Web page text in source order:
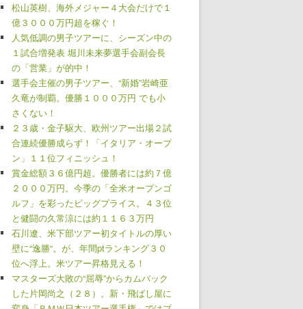
松山英樹、海外メジャー４大会だけで１
億３０００万円超を稼ぐ！
人気低調の男子ツアーに、シーズン中の
１試合増発表 堀川未来夢選手会副会長
の「営業」が的中！
選手会主催の男子ツアー、“新婚”岩崎亜
久竜が制覇。優勝１０００万円 でも小
さくない！
２３歳・金子駆大、欧州ツアー出場２試
合連続優勝成らず！「イタリア・オープ
ン」１１位フィニッシュ！
賞金総額３６億円超。優勝者には約７億
２０００万円。今季の「全米オープンゴ
ルフ」を彩ったビッグプライス。４３位
と健闘の久常涼には約１１６３万円
石川遼、米下部ツアー初タイトルの厚い
壁に“逸勝“。が、年間ptランキング３０
位へ浮上。米ツアー昇格見える！
マスターズ大敗の“屈辱”からカムバック
した片岡尚之（２８）。新・飛ばし屋に